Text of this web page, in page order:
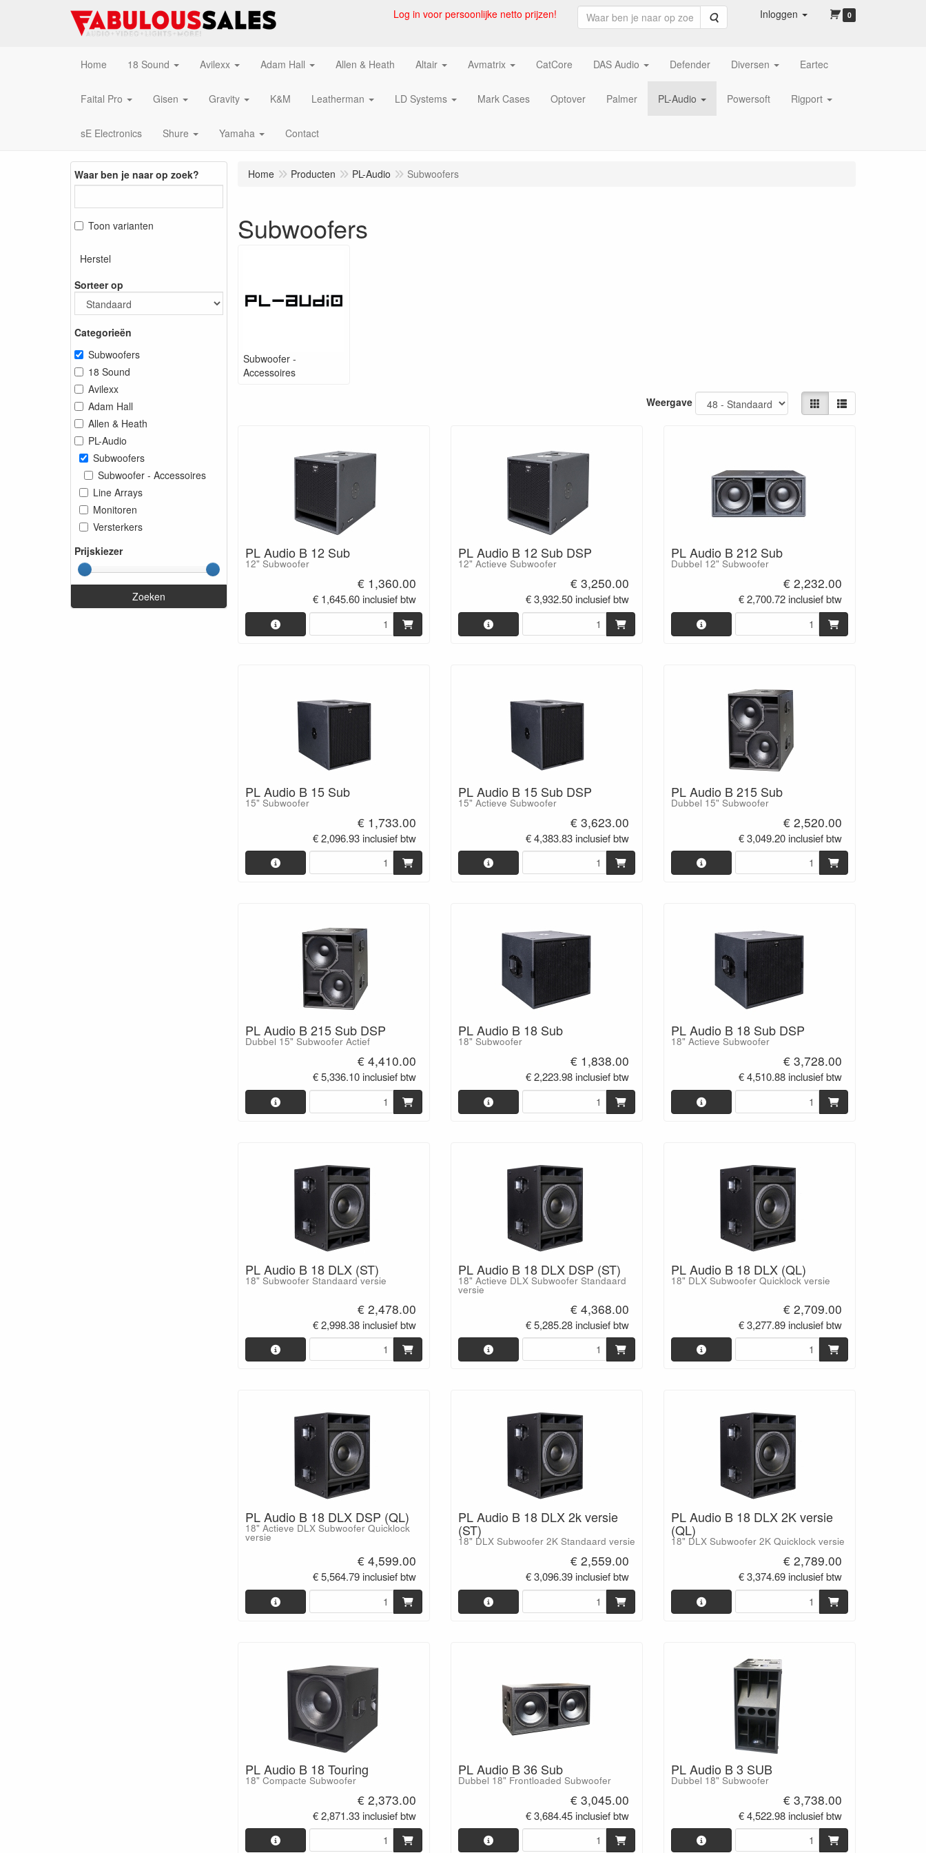
Log in voor persoonlijke netto prijzen! Zoeken Inloggen 0
Home 18 Sound Avilexx Adam Hall Allen & Heath Altair Avmatrix CatCore DAS Audio Defender Diversen Eartec
Faital Pro Gisen Gravity K&M Leatherman LD Systems Mark Cases Optover Palmer PL-Audio Powersoft Rigport
sE Electronics Shure Yamaha Contact
Waar ben je naar op zoek?
Toon varianten
Herstel
Sorteer op
Categorieën
Subwoofers
18 Sound
Avilexx
Adam Hall
Allen & Heath
PL-Audio
Subwoofers
Subwoofer - Accessoires
Line Arrays
Monitoren
Versterkers
Prijskiezer
Zoeken
Home Producten PL-Audio Subwoofers
Subwoofers
Subwoofer -
Accessoires
Weergave
PL Audio B 12 Sub
12" Subwoofer
€ 1,360.00
€ 1,645.60 inclusief btw
PL Audio B 12 Sub DSP
12" Actieve Subwoofer
€ 3,250.00
€ 3,932.50 inclusief btw
PL Audio B 212 Sub
Dubbel 12" Subwoofer
€ 2,232.00
€ 2,700.72 inclusief btw
PL Audio B 15 Sub
15" Subwoofer
€ 1,733.00
€ 2,096.93 inclusief btw
PL Audio B 15 Sub DSP
15" Actieve Subwoofer
€ 3,623.00
€ 4,383.83 inclusief btw
PL Audio B 215 Sub
Dubbel 15" Subwoofer
€ 2,520.00
€ 3,049.20 inclusief btw
PL Audio B 215 Sub DSP
Dubbel 15" Subwoofer Actief
€ 4,410.00
€ 5,336.10 inclusief btw
PL Audio B 18 Sub
18" Subwoofer
€ 1,838.00
€ 2,223.98 inclusief btw
PL Audio B 18 Sub DSP
18" Actieve Subwoofer
€ 3,728.00
€ 4,510.88 inclusief btw
PL Audio B 18 DLX (ST)
18" Subwoofer Standaard versie
€ 2,478.00
€ 2,998.38 inclusief btw
PL Audio B 18 DLX DSP (ST)
18" Actieve DLX Subwoofer Standaard
versie
€ 4,368.00
€ 5,285.28 inclusief btw
PL Audio B 18 DLX (QL)
18" DLX Subwoofer Quicklock versie
€ 2,709.00
€ 3,277.89 inclusief btw
PL Audio B 18 DLX DSP (QL)
18" Actieve DLX Subwoofer Quicklock
versie
€ 4,599.00
€ 5,564.79 inclusief btw
PL Audio B 18 DLX 2k versie
(ST)
18" DLX Subwoofer 2K Standaard versie
€ 2,559.00
€ 3,096.39 inclusief btw
PL Audio B 18 DLX 2K versie
(QL)
18" DLX Subwoofer 2K Quicklock versie
€ 2,789.00
€ 3,374.69 inclusief btw
PL Audio B 18 Touring
18" Compacte Subwoofer
€ 2,373.00
€ 2,871.33 inclusief btw
PL Audio B 36 Sub
Dubbel 18" Frontloaded Subwoofer
€ 3,045.00
€ 3,684.45 inclusief btw
PL Audio B 3 SUB
Dubbel 18" Subwoofer
€ 3,738.00
€ 4,522.98 inclusief btw